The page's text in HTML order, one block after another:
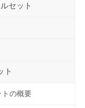
セット
ト
トの概要